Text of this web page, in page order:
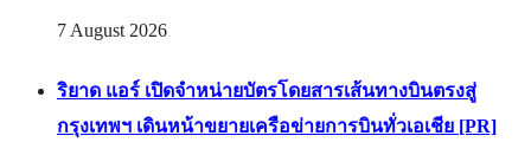
7 August 2026
ริยาด แอร์ เปิดจำหน่ายบัตรโดยสารเส้นทางบินตรงสู่
กรุงเทพฯ เดินหน้าขยายเครือข่ายการบินทั่วเอเชีย [PR]